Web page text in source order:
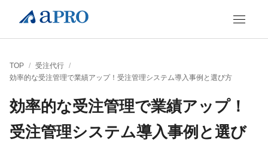
TOP / 受注代行 /
効率的な受注管理で業績アップ！受注管理システム導入事例と選び方
効率的な受注管理で業績アップ！
受注管理システム導入事例と選び